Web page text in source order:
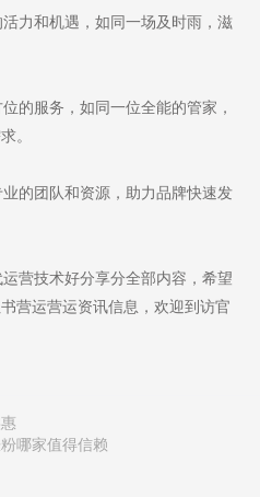
力和机遇，如同一场及时雨，滋
的服务，如同一位全能的管家，
。
的团队和资源，助力品牌快速发
营技术好分享分全部内容，希望
营运营运资讯信息，欢迎到访官
哪家值得信赖